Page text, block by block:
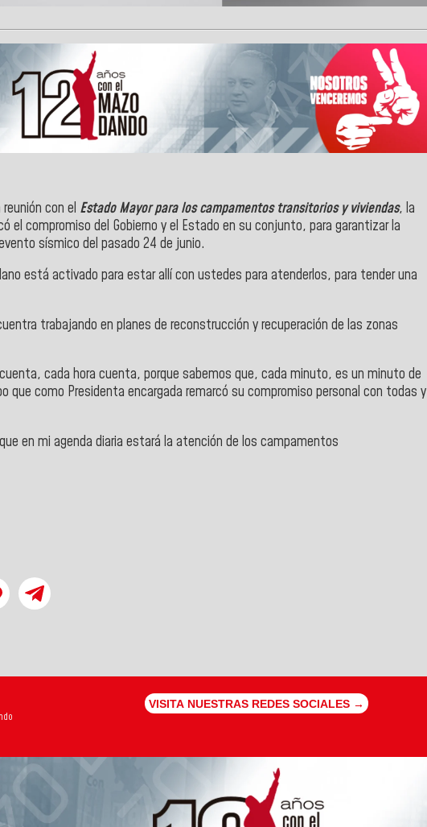
con el Estado Mayor para los campamentos transitorios y viviendas, la
el compromiso del Gobierno y el Estado en su conjunto, para garantizar la
sísmico del pasado 24 de junio.
está activado para estar allí con ustedes para atenderlos, para tender una
trabajando en planes de reconstrucción y recuperación de las zonas
cada hora cuenta, porque sabemos que, cada minuto, es un minuto de
como Presidenta encargada remarcó su compromiso personal con todas y
en mi agenda diaria estará la atención de los campamentos
VISITA NUESTRAS REDES SOCIALES →